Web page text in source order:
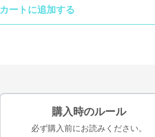
カートに追加する
購入時のルール
必ず購入前にお読みください。